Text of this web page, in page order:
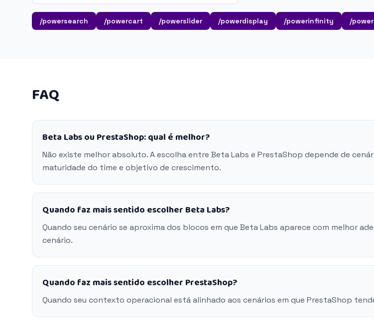
/powersearch /powercart /powerslider /powerdisplay /powerinfinity /
FAQ
Beta Labs ou PrestaShop: qual é melhor?
Não existe melhor absoluto. A escolha entre Beta Labs e PrestaShop depende de
maturidade do time e objetivo de crescimento.
Quando faz mais sentido escolher Beta Labs?
Quando seu cenário se aproxima dos blocos em que Beta Labs aparece com melhor
cenário.
Quando faz mais sentido escolher PrestaShop?
Quando seu contexto operacional está alinhado aos cenários em que PrestaShop